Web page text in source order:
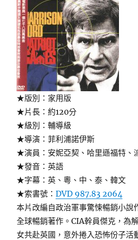
★版別：家用版
★片長：約120分
★級別：輔導級
★導演：菲利浦諾伊斯
★演員：安妮亞契、哈里遜福特、
★發音：英語
★字幕：英、粵、中、泰、韓文
★索書號：DVD 987.83 2064
本片改編自政治軍事驚悚暢銷小說
全球暢銷著作。CIA幹員傑克，為
女共赴英國，意外捲入恐怖份子活